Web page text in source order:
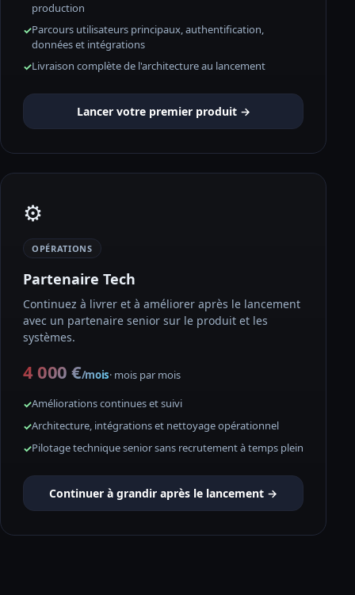
production
Parcours utilisateurs principaux, authentification,
données et intégrations
Livraison complète de l'architecture au lancement
Lancer votre premier produit →
⚙️
OPÉRATIONS
Partenaire Tech
Continuez à livrer et à améliorer après le lancement
avec un partenaire senior sur le produit et les
systèmes.
4 000 €/mois· mois par mois
Améliorations continues et suivi
Architecture, intégrations et nettoyage opérationnel
Pilotage technique senior sans recrutement à temps plein
Continuer à grandir après le lancement →